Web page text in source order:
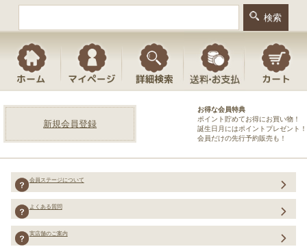
新規会員登録
お得な会員特典
ポイント貯めてお得にお買い物！
誕生日月にはポイントプレゼント！
会員だけの先行予約販売も！
会員ステージについて
よくある質問
実店舗のご案内